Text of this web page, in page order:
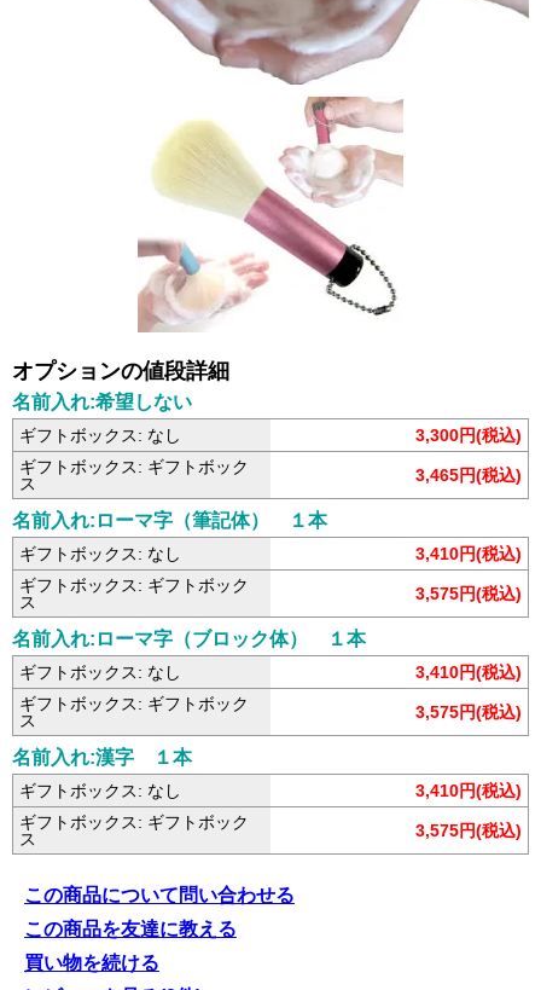
オプションの値段詳細
名前入れ:希望しない
ギフトボックス: なし
3,300円(税込)
ギフトボックス: ギフトボック
ス
3,465円(税込)
名前入れ:ローマ字（筆記体） １本
ギフトボックス: なし
3,410円(税込)
ギフトボックス: ギフトボック
ス
3,575円(税込)
名前入れ:ローマ字（ブロック体） １本
ギフトボックス: なし
3,410円(税込)
ギフトボックス: ギフトボック
ス
3,575円(税込)
名前入れ:漢字 １本
ギフトボックス: なし
3,410円(税込)
ギフトボックス: ギフトボック
ス
3,575円(税込)
この商品について問い合わせる
この商品を友達に教える
買い物を続ける